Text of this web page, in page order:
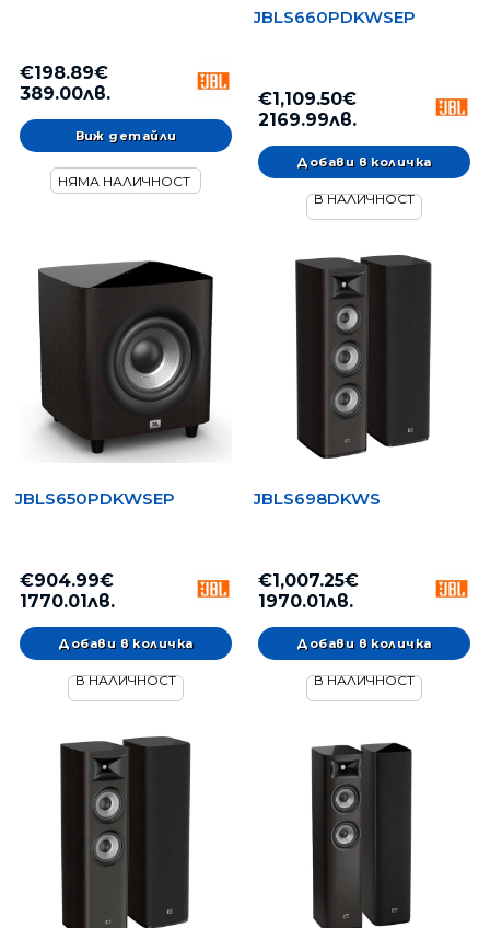
€198.89€
389.00лв.
Виж детайли
НЯМА НАЛИЧНОСТ
JBLS660PDKWSEP
€1,109.50€
2169.99лв.
В НАЛИЧНОСТ
JBLS650PDKWSEP
€904.99€
1770.01лв.
В НАЛИЧНОСТ
JBLS698DKWS
€1,007.25€
1970.01лв.
В НАЛИЧНОСТ